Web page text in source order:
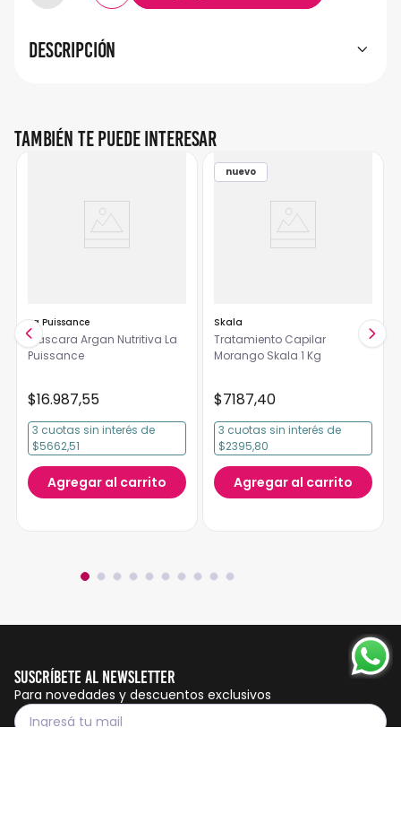
Descripción
También te puede interesar
La Puissance
Mascara Argan Nutritiva La
Puissance
$16.987,55
3 cuotas sin interés de
$5662,51
Agregar al carrito
nuevo
Skala
Tratamiento Capilar
Morango Skala 1 Kg
$7187,40
3 cuotas sin interés de
$2395,80
Agregar al carrito
Suscríbete al Newsletter
Para novedades y descuentos exclusivos